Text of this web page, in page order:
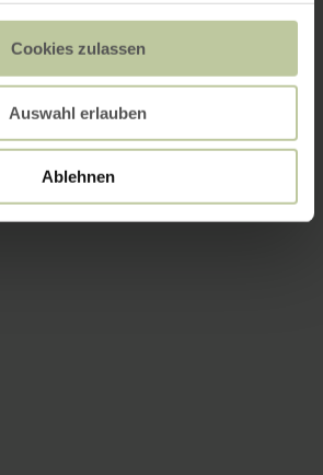
Cookies zulassen
Auswahl erlauben
Ablehnen